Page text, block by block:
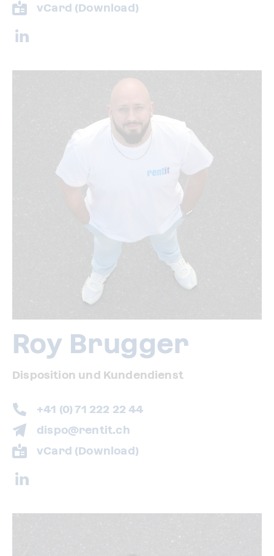
vCard (Download)
Roy Brugger
Disposition und Kundendienst
+41 (0) 71 222 22 44
dispo@rentit.ch
vCard (Download)